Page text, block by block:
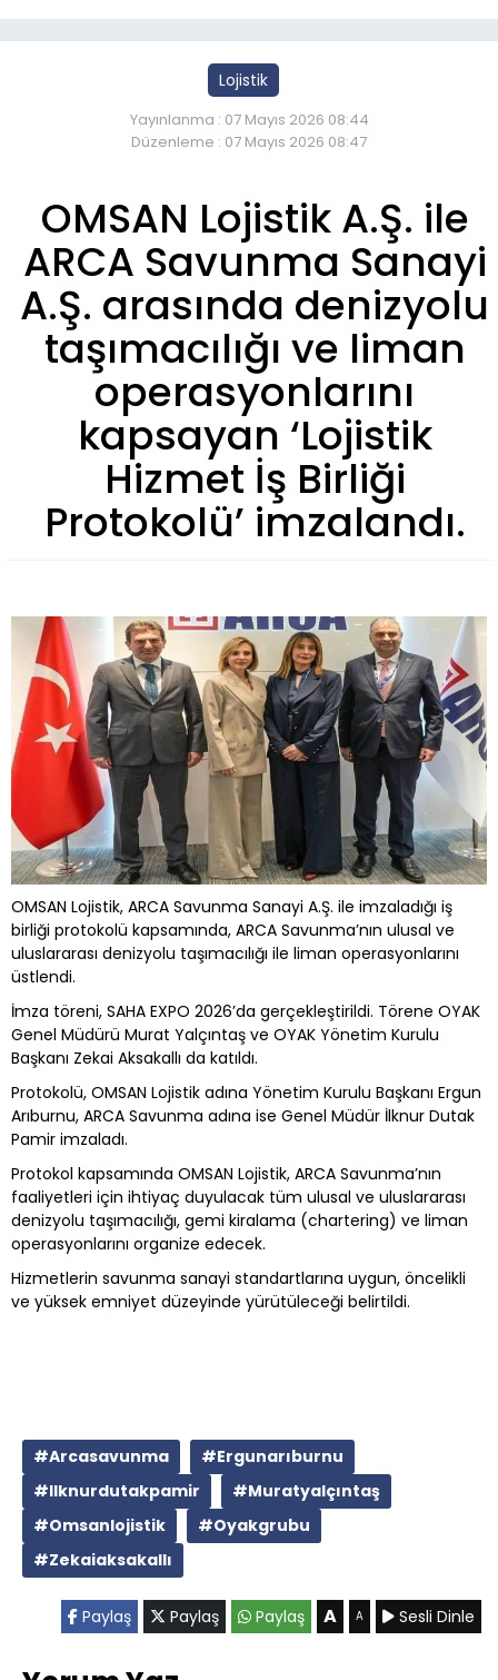
Lojistik
Yayınlanma : 07 Mayıs 2026 08:44
Düzenleme : 07 Mayıs 2026 08:47
OMSAN Lojistik A.Ş. ile
ARCA Savunma Sanayi
A.Ş. arasında denizyolu
taşımacılığı ve liman
operasyonlarını
kapsayan ‘Lojistik
Hizmet İş Birliği
Protokolü’ imzalandı.
OMSAN Lojistik, ARCA Savunma Sanayi A.Ş. ile imzaladığı iş
birliği protokolü kapsamında, ARCA Savunma’nın ulusal ve
uluslararası denizyolu taşımacılığı ile liman operasyonlarını
üstlendi.
İmza töreni, SAHA EXPO 2026’da gerçekleştirildi. Törene OYAK
Genel Müdürü Murat Yalçıntaş ve OYAK Yönetim Kurulu
Başkanı Zekai Aksakallı da katıldı.
Protokolü, OMSAN Lojistik adına Yönetim Kurulu Başkanı Ergun
Arıburnu, ARCA Savunma adına ise Genel Müdür İlknur Dutak
Pamir imzaladı.
Protokol kapsamında OMSAN Lojistik, ARCA Savunma’nın
faaliyetleri için ihtiyaç duyulacak tüm ulusal ve uluslararası
denizyolu taşımacılığı, gemi kiralama (chartering) ve liman
operasyonlarını organize edecek.
Hizmetlerin savunma sanayi standartlarına uygun, öncelikli
ve yüksek emniyet düzeyinde yürütüleceği belirtildi.
#Arcasavunma
#Ergunarıburnu
#Ilknurdutakpamir
#Muratyalçıntaş
#Omsanlojistik
#Oyakgrubu
#Zekaiaksakallı
Paylaş Paylaş Paylaş A A Sesli Dinle